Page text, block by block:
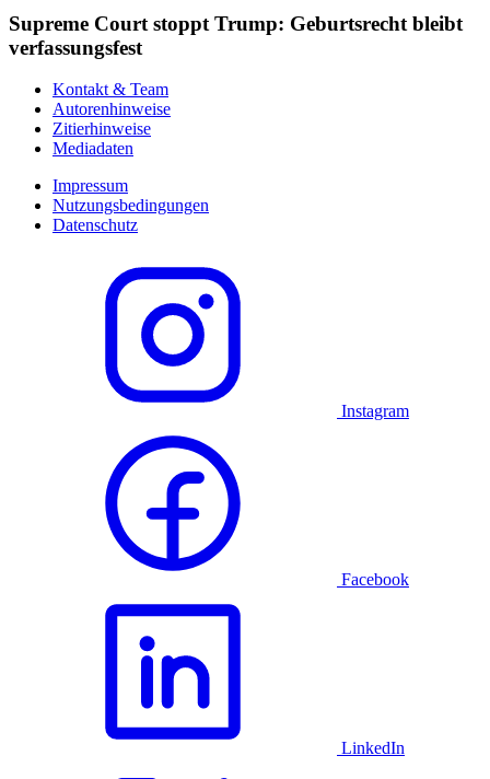
Supreme Court stoppt Trump: Geburtsrecht bleibt
verfassungsfest
Kontakt & Team
Autorenhinweise
Zitierhinweise
Mediadaten
Impressum
Nutzungsbedingungen
Datenschutz
Instagram
Facebook
LinkedIn